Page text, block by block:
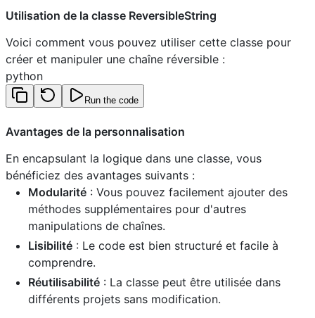
Utilisation de la classe ReversibleString
Voici comment vous pouvez utiliser cette classe pour
créer et manipuler une chaîne réversible :
python
Run the code
Avantages de la personnalisation
En encapsulant la logique dans une classe, vous
bénéficiez des avantages suivants :
Modularité : Vous pouvez facilement ajouter des
méthodes supplémentaires pour d'autres
manipulations de chaînes.
Lisibilité : Le code est bien structuré et facile à
comprendre.
Réutilisabilité : La classe peut être utilisée dans
différents projets sans modification.